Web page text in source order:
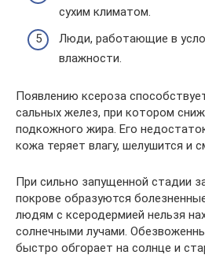
сухим климатом.
Люди, работающие в
влажности.
Появлению ксероза
сальных желез, при котором
подкожного жира. Его
кожа теряет влагу, шелушится и
При сильно запущенной стадии
покрове образуются
людям с ксеродермией нельзя
солнечными лучами.
быстро обгорает на солнце и